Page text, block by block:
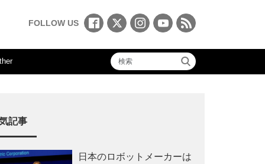
FOLLOW US
記事
日本のロボットメーカーは